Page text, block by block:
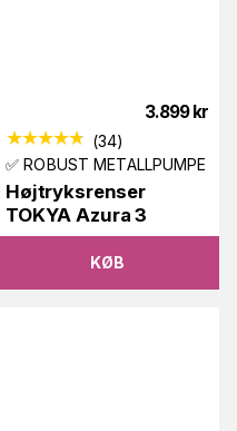
3.899 kr
(34)
✅ ROBUST METALLPUMPE
Højtryksrenser
TOKYA Azura 3
KØB